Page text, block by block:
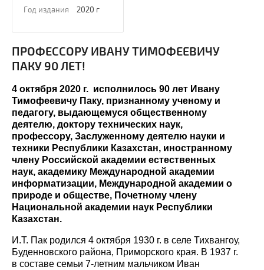
Год издания 2020 г
ПРОФЕССОРУ ИВАНУ ТИМОФЕЕВИЧУ
ПАКУ 90 ЛЕТ!
4 октября 2020 г. исполнилось 90 лет Ивану
Тимофеевичу Паку, признанному ученому и
педагогу, выдающемуся общественному
деятелю, доктору технических наук,
профессору, Заслуженному деятелю науки и
техники Республики Казахстан, иностранному
члену Российской академии естественных
наук, академику Международной академии
информатизации, Международной академии о
природе и обществе, Почетному члену
Национальной академии наук Республики
Казахстан.
И.Т. Пак родился 4 октября 1930 г. в селе Тихвангоу,
Буденновского района, Приморского края. В 1937 г.
в составе семьи 7-летним мальчиком Иван